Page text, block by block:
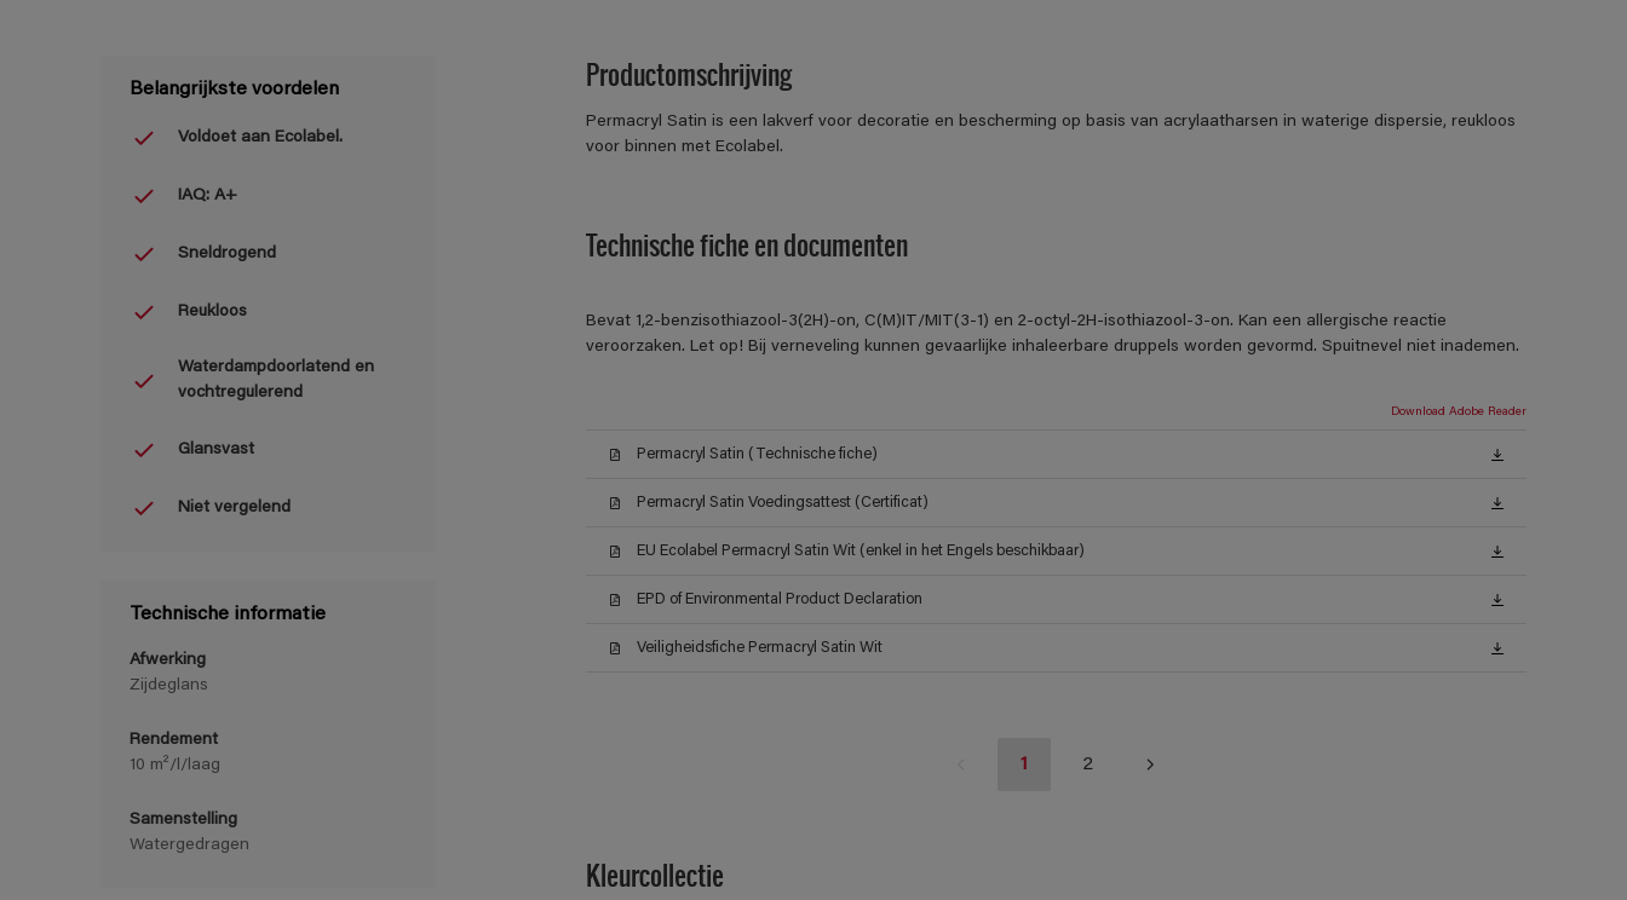
Belangrijkste voordelen
Voldoet aan Ecolabel.
IAQ: A+
Sneldrogend
Reukloos
Waterdampdoorlatend en
vochtregulerend
Glansvast
Niet vergelend
Technische informatie
Afwerking
Zijdeglans
Rendement
10 m²/l/laag
Samenstelling
Watergedragen
Productomschrijving
Permacryl Satin is een lakverf voor decoratie en bescherming op basis van acrylaatharsen in waterige dispersie, reukloos
voor binnen met Ecolabel.
Technische fiche en documenten
Bevat 1,2-benzisothiazool-3(2H)-on, C(M)IT/MIT(3-1) en 2-octyl-2H-isothiazool-3-on. Kan een allergische reactie
veroorzaken. Let op! Bij verneveling kunnen gevaarlijke inhaleerbare druppels worden gevormd. Spuitnevel niet inademen.
Download Adobe Reader
Permacryl Satin (Technische fiche)
Permacryl Satin Voedingsattest (Certificat)
EU Ecolabel Permacryl Satin Wit (enkel in het Engels beschikbaar)
EPD of Environmental Product Declaration
Veiligheidsfiche Permacryl Satin Wit
1 2
Kleurcollectie